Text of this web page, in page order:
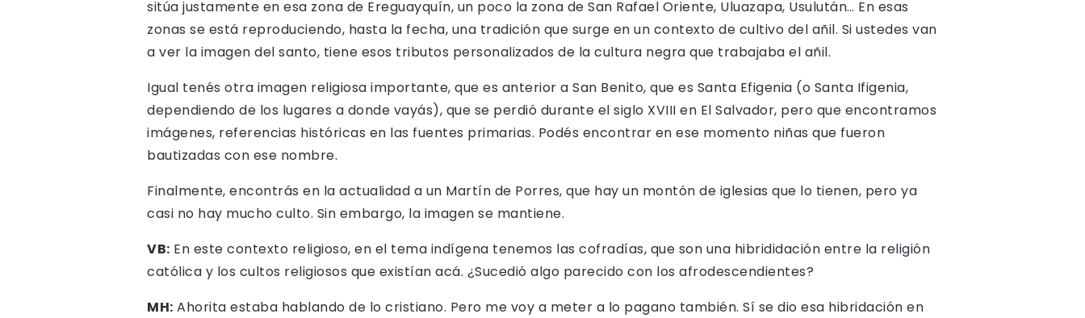
sitúa justamente en esa zona de Ereguayquín, un poco la zona de San Rafael Oriente, Uluazapa, Usulután… En esas
zonas se está reproduciendo, hasta la fecha, una tradición que surge en un contexto de cultivo del añil. Si ustedes van
a ver la imagen del santo, tiene esos tributos personalizados de la cultura negra que trabajaba el añil.
Igual tenés otra imagen religiosa importante, que es anterior a San Benito, que es Santa Efigenia (o Santa Ifigenia,
dependiendo de los lugares a donde vayás), que se perdió durante el siglo XVIII en El Salvador, pero que encontramos
imágenes, referencias históricas en las fuentes primarias. Podés encontrar en ese momento niñas que fueron
bautizadas con ese nombre.
Finalmente, encontrás en la actualidad a un Martín de Porres, que hay un montón de iglesias que lo tienen, pero ya
casi no hay mucho culto. Sin embargo, la imagen se mantiene.
VB: En este contexto religioso, en el tema indígena tenemos las cofradías, que son una hibrididación entre la religión
católica y los cultos religiosos que existían acá. ¿Sucedió algo parecido con los afrodescendientes?
MH: Ahorita estaba hablando de lo cristiano. Pero me voy a meter a lo pagano también. Sí se dio esa hibridación en